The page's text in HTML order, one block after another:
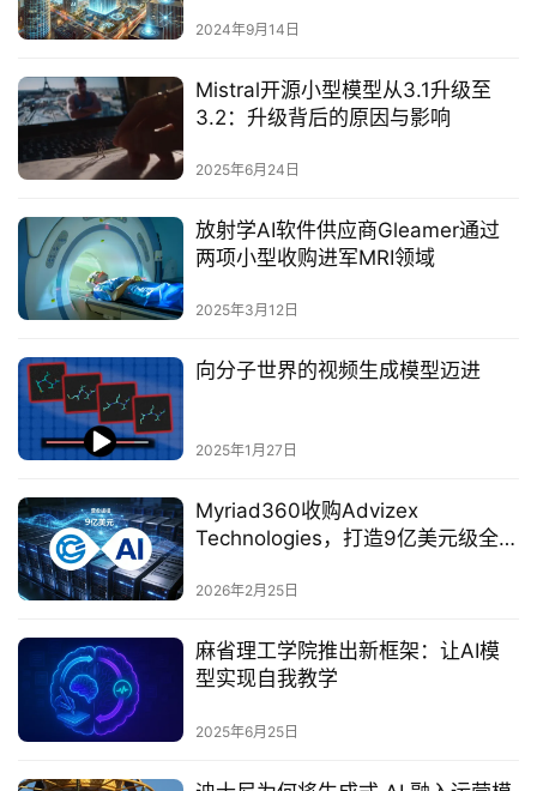
2024年9月14日
Mistral开源小型模型从3.1升级至
3.2：升级背后的原因与影响‌
2025年6月24日
放射学AI软件供应商Gleamer通过
两项小型收购进军MRI领域‌
2025年3月12日
向分子世界的视频生成模型迈进
2025年1月27日
Myriad360收购Advizex
Technologies，打造9亿美元级全球
2026年2月25日
麻省理工学院推出新框架：让AI模
型实现自我教学‌
2025年6月25日